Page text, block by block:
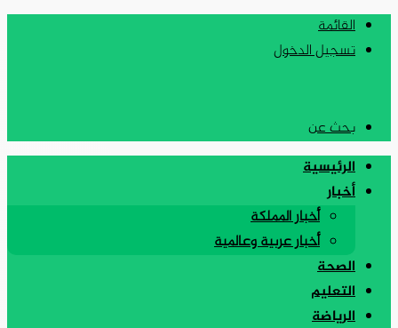
القائمة
تسجيل الدخول
بحث عن
الرئيسية
أخبار
أخبار المملكة
أخبار عربية وعالمية
الصحة
التعليم
الرياضة